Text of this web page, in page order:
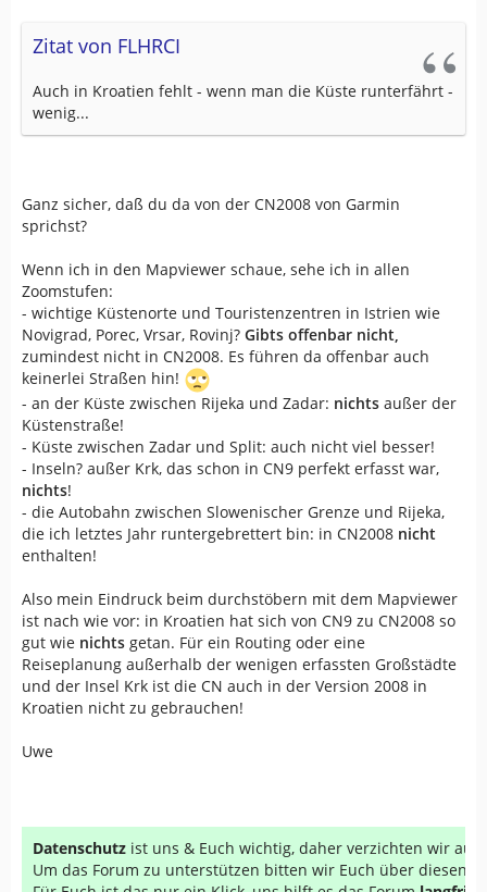
Zitat von FLHRCI
Auch in Kroatien fehlt - wenn man die Küste runterfährt -
wenig...
Ganz sicher, daß du da von der CN2008 von Garmin
sprichst?
Wenn ich in den Mapviewer schaue, sehe ich in allen
Zoomstufen:
- wichtige Küstenorte und Touristenzentren in Istrien wie
Novigrad, Porec, Vrsar, Rovinj? Gibts offenbar nicht,
zumindest nicht in CN2008. Es führen da offenbar auch
keinerlei Straßen hin!
- an der Küste zwischen Rijeka und Zadar: nichts außer der
Küstenstraße!
- Küste zwischen Zadar und Split: auch nicht viel besser!
- Inseln? außer Krk, das schon in CN9 perfekt erfasst war,
nichts!
- die Autobahn zwischen Slowenischer Grenze und Rijeka,
die ich letztes Jahr runtergebrettert bin: in CN2008 nicht
enthalten!
Also mein Eindruck beim durchstöbern mit dem Mapviewer
ist nach wie vor: in Kroatien hat sich von CN9 zu CN2008 so
gut wie nichts getan. Für ein Routing oder eine
Reiseplanung außerhalb der wenigen erfassten Großstädte
und der Insel Krk ist die CN auch in der Version 2008 in
Kroatien nicht zu gebrauchen!
Uwe
Datenschutz ist uns & Euch wichtig, daher verzichten wir auf
Um das Forum zu unterstützen bitten wir Euch über diesen